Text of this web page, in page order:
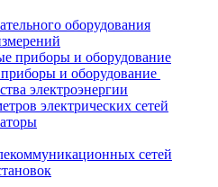
оборудования
и оборудование
электроэнергии
электрических сетей
сетей